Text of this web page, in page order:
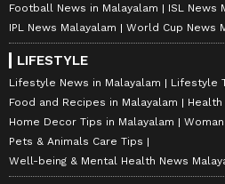
Football News in Malayalam
ISL News
IPL News Malayalam
World Cup News
LIFESTYLE
Lifestyle News in Malayalam
Lifestyle
Food and Recipes in Malayalam
Health
Home Decor Tips in Malayalam
Pets & Animals Care Tips
Well-being & Mental Health News